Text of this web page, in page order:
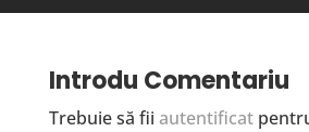
Introdu Comentariu
Trebuie să fii autentificat